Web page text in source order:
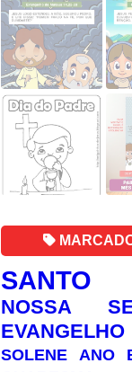
SANTO
NOSSA
EVANGELHO
SOLENE
ANO